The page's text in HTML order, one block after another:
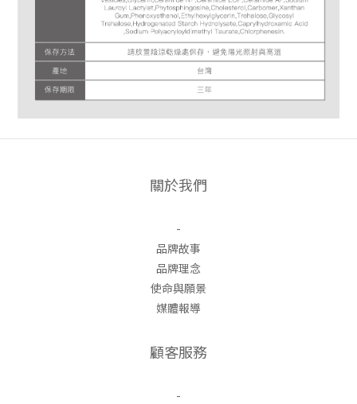
關於我們
-
品牌故事
品牌理念
使命與願景
媒體報導
顧客服務
-